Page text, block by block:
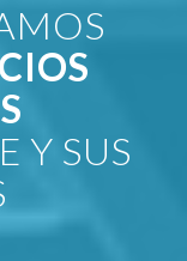
Y SUS